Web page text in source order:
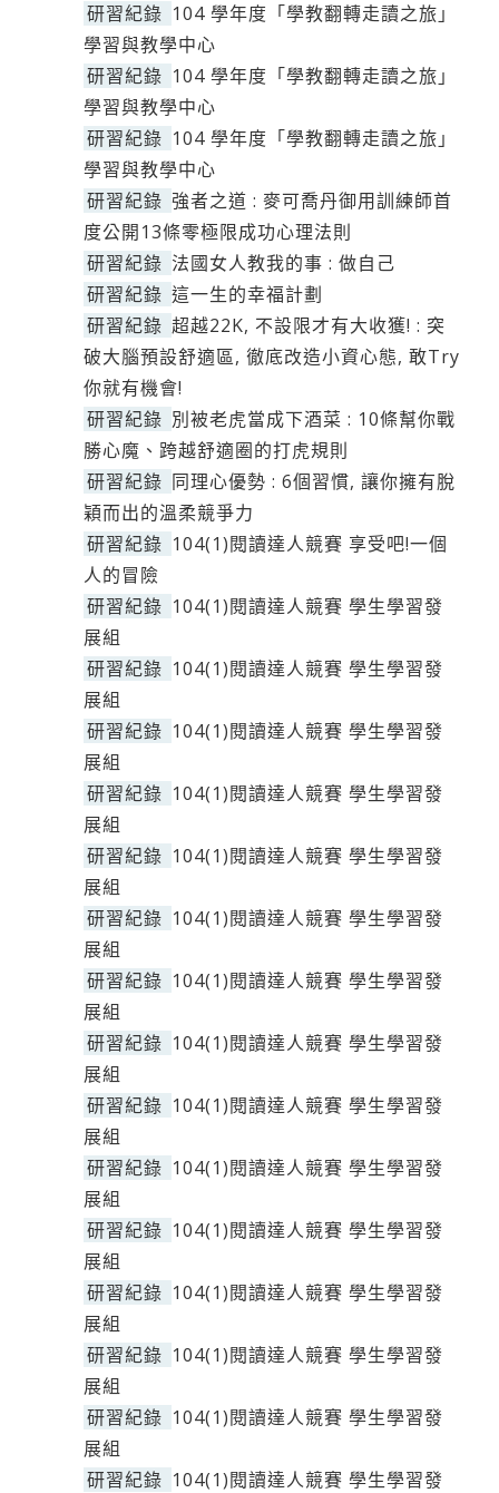
研習紀錄 104 學年度「學教翻轉走讀之旅」
學習與教學中心
研習紀錄 104 學年度「學教翻轉走讀之旅」
學習與教學中心
研習紀錄 104 學年度「學教翻轉走讀之旅」
學習與教學中心
研習紀錄 強者之道 : 麥可喬丹御用訓練師首
度公開13條零極限成功心理法則
研習紀錄 法國女人教我的事 : 做自己
研習紀錄 這一生的幸福計劃
研習紀錄 超越22K, 不設限才有大收獲! : 突
破大腦預設舒適區, 徹底改造小資心態, 敢Try
你就有機會!
研習紀錄 別被老虎當成下酒菜 : 10條幫你戰
勝心魔、跨越舒適圈的打虎規則
研習紀錄 同理心優勢 : 6個習慣, 讓你擁有脫
穎而出的溫柔競爭力
研習紀錄 104(1)閱讀達人競賽 享受吧!一個
人的冒險
研習紀錄 104(1)閱讀達人競賽 學生學習發
展組
研習紀錄 104(1)閱讀達人競賽 學生學習發
展組
研習紀錄 104(1)閱讀達人競賽 學生學習發
展組
研習紀錄 104(1)閱讀達人競賽 學生學習發
展組
研習紀錄 104(1)閱讀達人競賽 學生學習發
展組
研習紀錄 104(1)閱讀達人競賽 學生學習發
展組
研習紀錄 104(1)閱讀達人競賽 學生學習發
展組
研習紀錄 104(1)閱讀達人競賽 學生學習發
展組
研習紀錄 104(1)閱讀達人競賽 學生學習發
展組
研習紀錄 104(1)閱讀達人競賽 學生學習發
展組
研習紀錄 104(1)閱讀達人競賽 學生學習發
展組
研習紀錄 104(1)閱讀達人競賽 學生學習發
展組
研習紀錄 104(1)閱讀達人競賽 學生學習發
展組
研習紀錄 104(1)閱讀達人競賽 學生學習發
展組
研習紀錄 104(1)閱讀達人競賽 學生學習發